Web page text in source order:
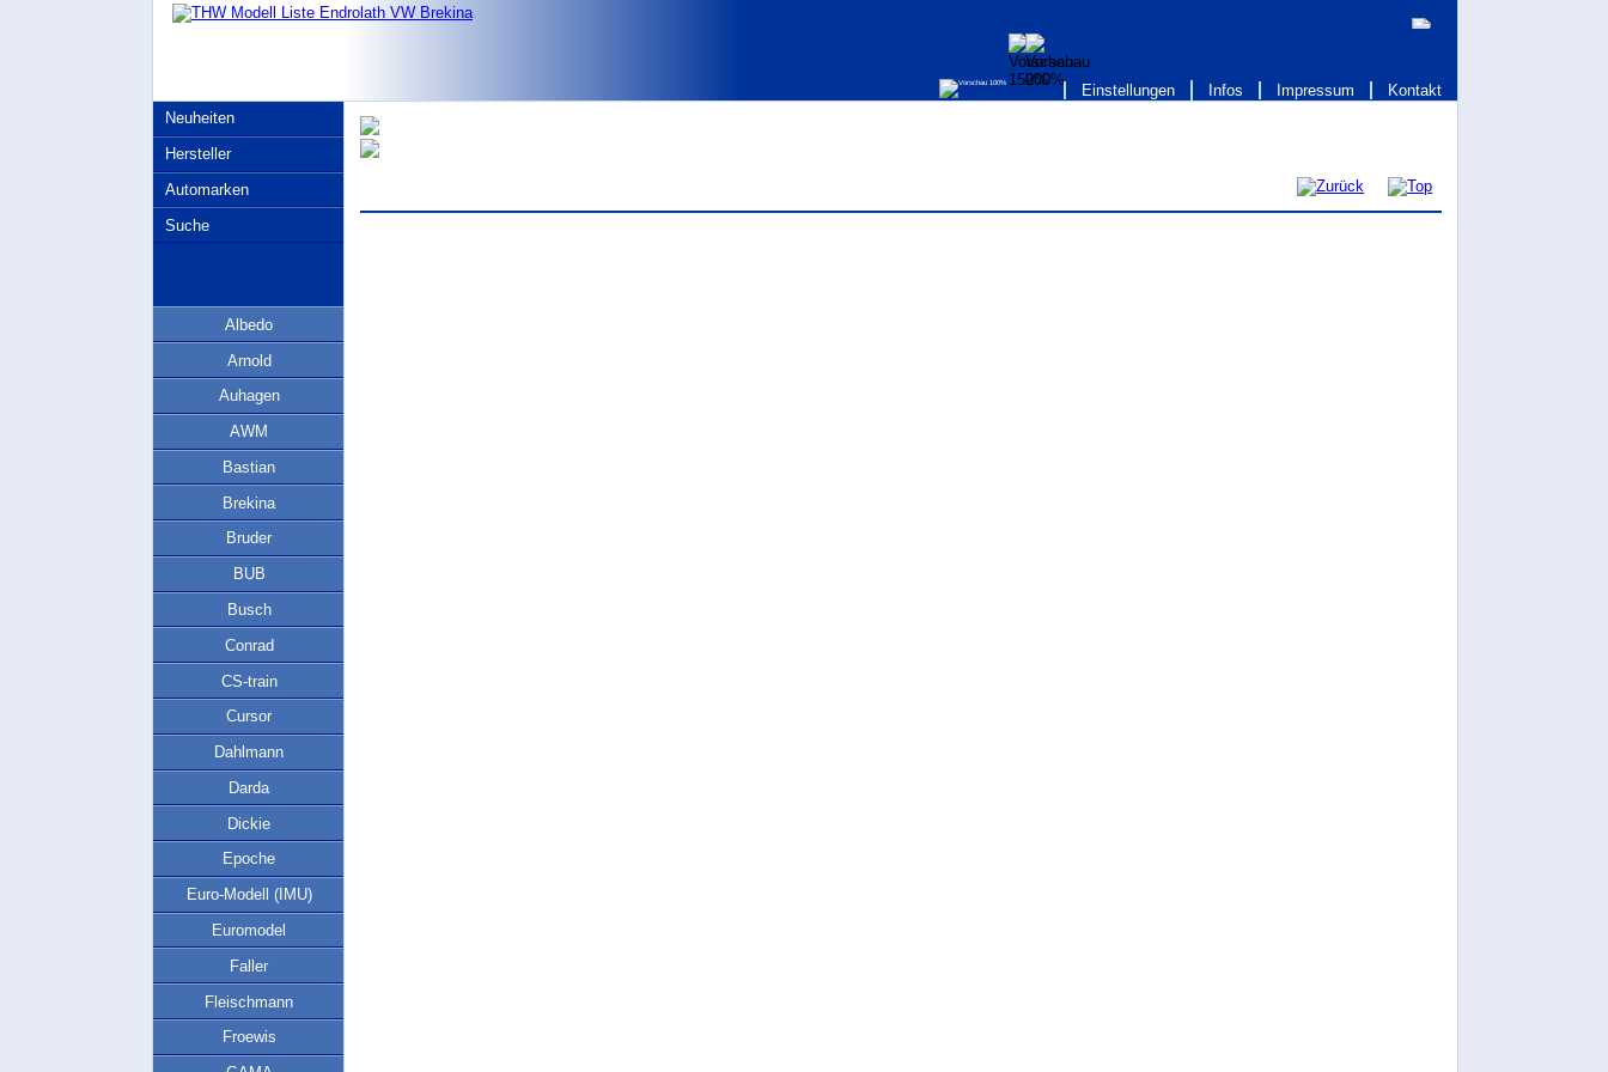
Einstellungen Infos Impressum
Kontakt
Neuheiten
Hersteller
Automarken
Suche
Albedo
Arnold
Auhagen
AWM
Bastian
Brekina
Bruder
BUB
Busch
Conrad
CS-train
Cursor
Dahlmann
Darda
Dickie
Epoche
Euro-Modell (IMU)
Euromodel
Faller
Fleischmann
Froewis